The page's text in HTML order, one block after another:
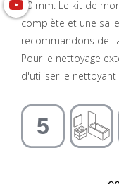
20 mm. Le kit de
complète et une
recommandons de
Pour le nettoyage
d'utiliser le nettoyant